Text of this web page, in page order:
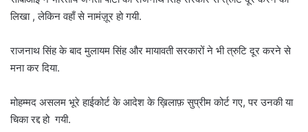
लिखा , लेकिन वहाँ से नामंज़ूर हो गयी.
राजनाथ सिंह के बाद मुलायम सिंह और मायावती सरकारों ने भी त्रुटि दूर करने से
मना कर दिया.
मोहम्मद असलम भूरे हाईकोर्ट के आदेश के ख़िलाफ़ सुप्रीम कोर्ट गए, पर उनकी या
चिका रद्द हो गयी.